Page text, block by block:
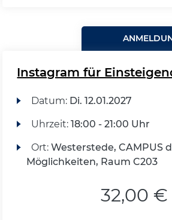
Instagram für
Datum: Di. 12.01.2027
Uhrzeit: 18:00 - 21:00 Uhr
Ort: Westerstede, CAMPUS
Möglichkeiten, Raum C203
32,00 €